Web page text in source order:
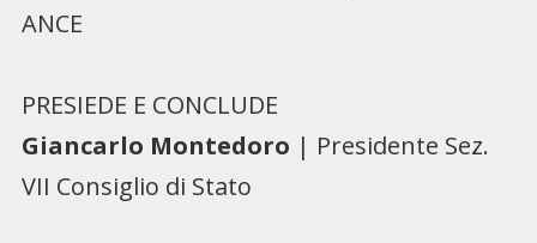
ANCE
PRESIEDE E CONCLUDE
Giancarlo Montedoro | Presidente Sez.
VII Consiglio di Stato